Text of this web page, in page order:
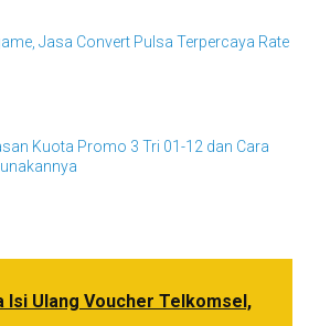
Jasa Convert Pulsa Terpercaya Rate
Kuota Promo 3 Tri 01-12 dan Cara
Isi Ulang Voucher Telkomsel,